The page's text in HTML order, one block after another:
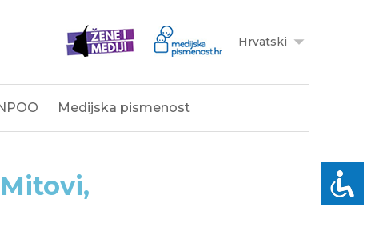
Hrvatski
Medijska pismenost